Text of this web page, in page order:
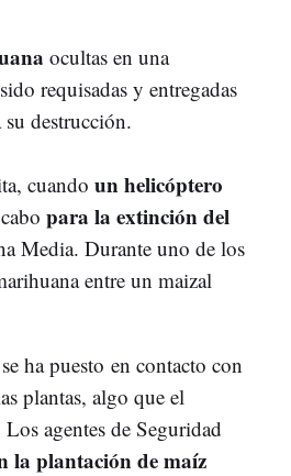
ocultas en una
requisadas y entregadas
destrucción.
cuando un helicóptero
para la extinción del
Media. Durante uno de los
entre un maizal
ha puesto en contacto con
plantas, algo que el
agentes de Seguridad
la plantación de maíz